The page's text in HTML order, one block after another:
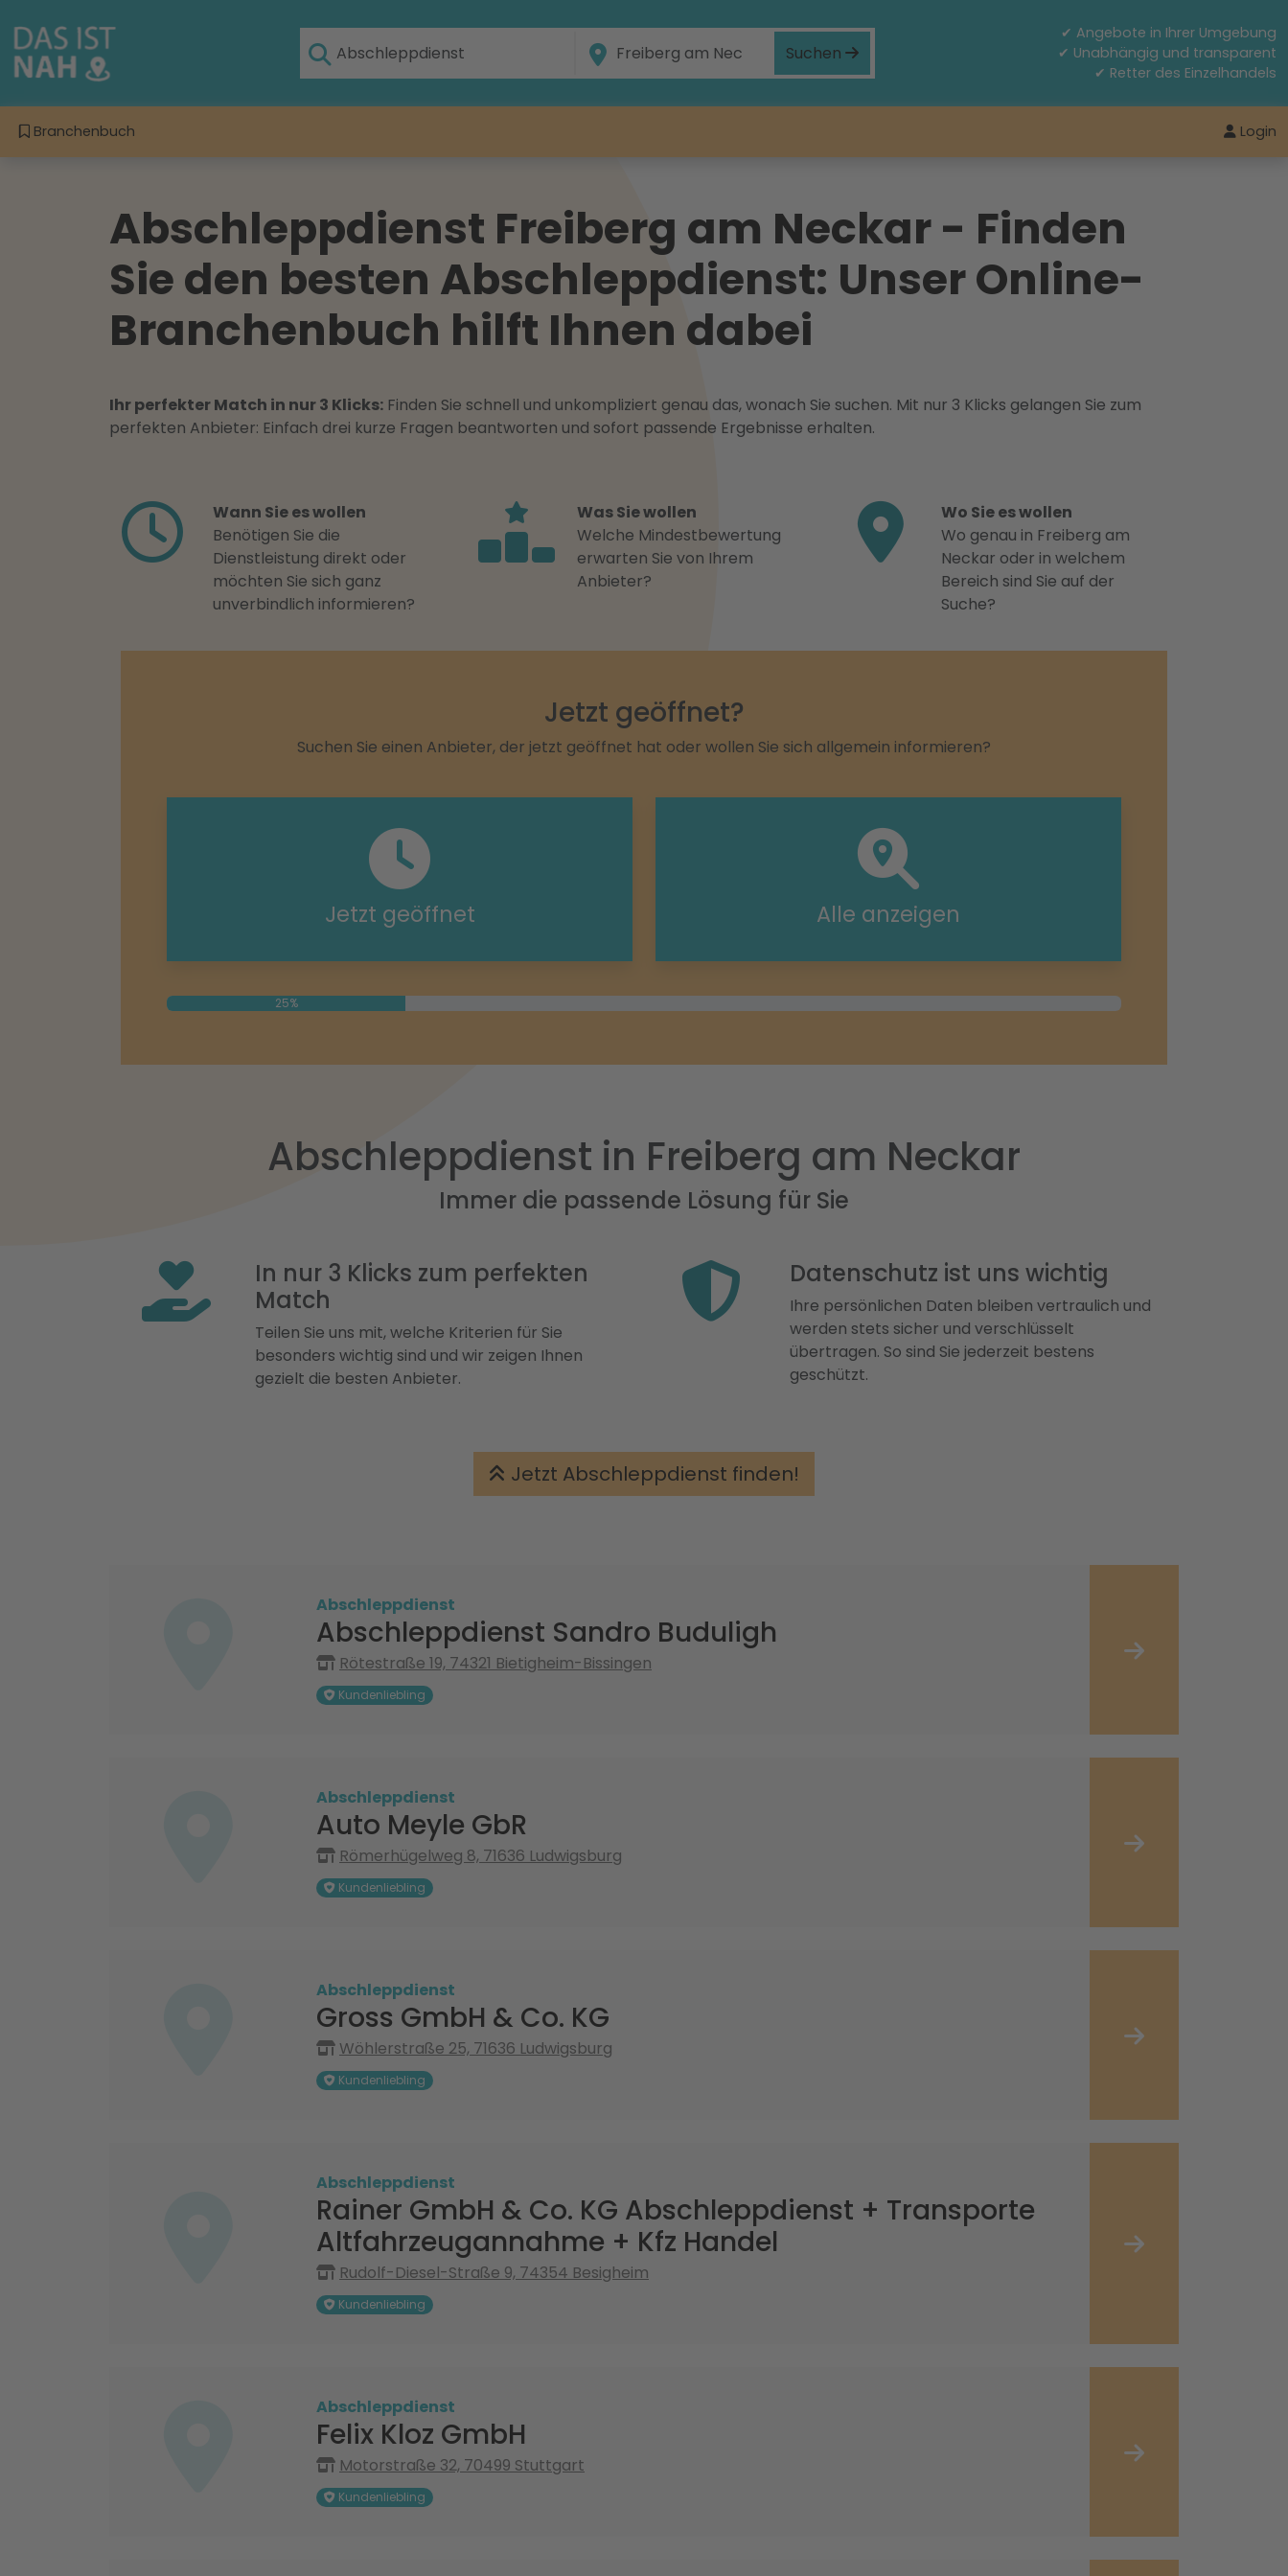
Suchen
✔ Angebote in Ihrer Umgebung
✔ Unabhängig und transparent
✔ Retter des Einzelhandels
Branchenbuch Login
Abschleppdienst Freiberg am Neckar - Finden
Sie den besten Abschleppdienst: Unser Online-
Branchenbuch hilft Ihnen dabei
Ihr perfekter Match in nur 3 Klicks: Finden Sie schnell und unkompliziert genau das, wonach Sie suchen. Mit nur 3 Klicks gelangen Sie zum
perfekten Anbieter: Einfach drei kurze Fragen beantworten und sofort passende Ergebnisse erhalten.
Wann Sie es wollen
Benötigen Sie die
Dienstleistung direkt oder
möchten Sie sich ganz
unverbindlich informieren?
Was Sie wollen
Welche Mindestbewertung
erwarten Sie von Ihrem
Anbieter?
Wo Sie es wollen
Wo genau in Freiberg am
Neckar oder in welchem
Bereich sind Sie auf der
Suche?
Jetzt geöffnet?
Suchen Sie einen Anbieter, der jetzt geöffnet hat oder wollen Sie sich allgemein informieren?
Jetzt geöffnet Alle anzeigen
25%
Abschleppdienst in Freiberg am Neckar
Immer die passende Lösung für Sie
In nur 3 Klicks zum perfekten
Match
Teilen Sie uns mit, welche Kriterien für Sie
besonders wichtig sind und wir zeigen Ihnen
gezielt die besten Anbieter.
Datenschutz ist uns wichtig
Ihre persönlichen Daten bleiben vertraulich und
werden stets sicher und verschlüsselt
übertragen. So sind Sie jederzeit bestens
geschützt.
Jetzt Abschleppdienst finden!
Abschleppdienst
Abschleppdienst Sandro Buduligh
Rötestraße 19, 74321 Bietigheim-Bissingen
Kundenliebling
Abschleppdienst
Auto Meyle GbR
Römerhügelweg 8, 71636 Ludwigsburg
Kundenliebling
Abschleppdienst
Gross GmbH & Co. KG
Wöhlerstraße 25, 71636 Ludwigsburg
Kundenliebling
Abschleppdienst
Rainer GmbH & Co. KG Abschleppdienst + Transporte
Altfahrzeugannahme + Kfz Handel
Rudolf-Diesel-Straße 9, 74354 Besigheim
Kundenliebling
Abschleppdienst
Felix Kloz GmbH
Motorstraße 32, 70499 Stuttgart
Kundenliebling